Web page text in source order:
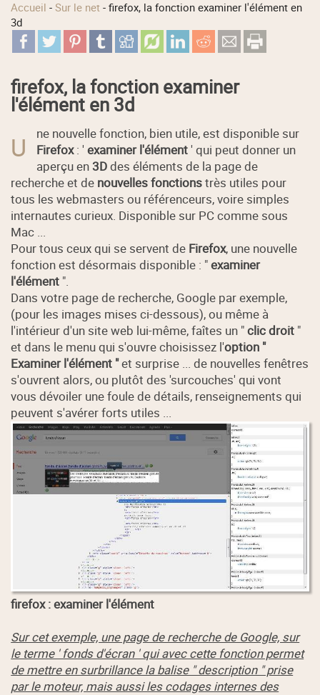
Accueil -Sur le net -firefox, la fonction examiner l'élément en
3d
firefox, la fonction examiner
l'élément en 3d
U
ne nouvelle fonction, bien utile, est disponible sur
Firefox: 'examiner l'élément' qui peut donner un
aperçu en 3Ddes éléments de la page de
recherche et de nouvelles fonctionstrès utiles pour
tous les webmasters ou référenceurs, voire simples
internautes curieux. Disponible sur PC comme sous
Mac ...
Pour tous ceux qui se servent de Firefox, une nouvelle
fonction est désormais disponible : "examiner
l'élément ".
Dans votre page de recherche, Google par exemple,
(pour les images mises ci-dessous), ou même à
l'intérieur d'un site web lui-même, faîtes un "clic droit "
et dans le menu qui s'ouvre choisissez l'option "
Examiner l'élément "et surprise ... de nouvelles fenêtres
s'ouvrent alors, ou plutôt des 'surcouches' qui vont
vous dévoiler une foule de détails, renseignements qui
peuvent s'avérer forts utiles ...
firefox : examiner l'élément
Sur cet exemple, une page de recherche de Google, sur
le terme ' fonds d'écran ' qui avec cette fonction permet
de mettre en surbrillance la balise " description " prise
par le moteur, mais aussi les codages internes des